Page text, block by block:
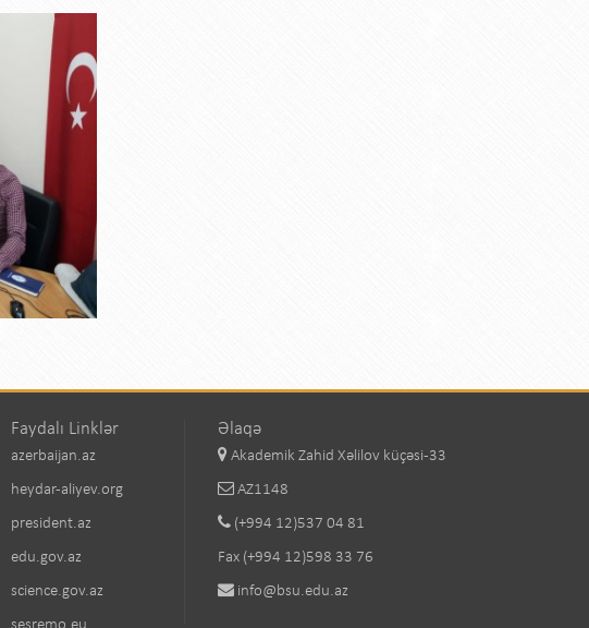
Faydalı Linklər
azerbaijan.az
heydar-aliyev.org
president.az
edu.gov.az
science.gov.az
Əlaqə
Akademik Zahid Xəlilov küçəsi-33
AZ1148
(+994 12)537 04 81
Fax (+994 12)598 33 76
info@bsu.edu.az